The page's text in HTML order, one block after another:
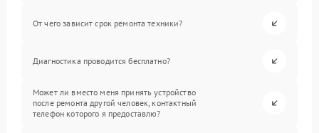
От чего зависит срок ремонта техники?
Диагностика проводится бесплатно?
Может ли вместо меня принять устройство
после ремонта другой человек, контактный
телефон которого я предоставлю?